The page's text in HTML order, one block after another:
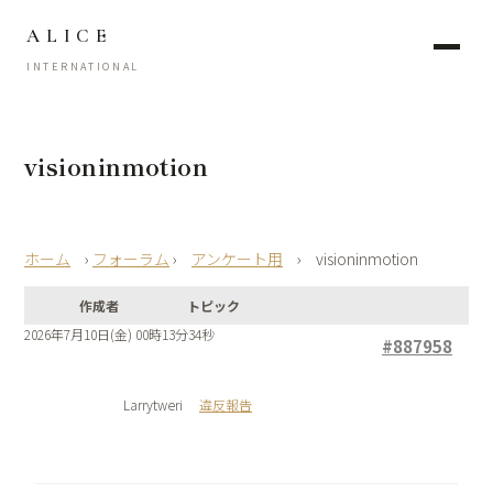
ALICE
INTERNATIONAL
visioninmotion
› フォーラム › アンケート用 › visioninmotion
作成者
トピック
2026年7月10日(金) 00時13分34秒
#887958
Larrytweri 違反報告